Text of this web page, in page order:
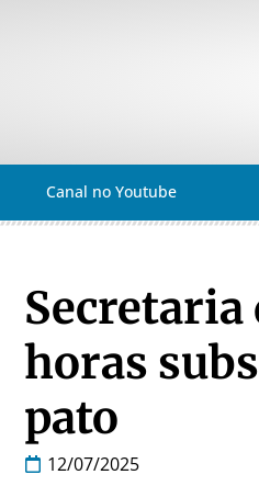
Canal no Youtube
horas
pato
12/07/2025